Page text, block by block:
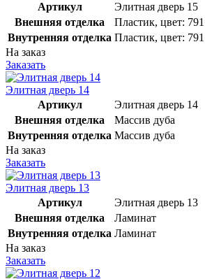
Артикул
Элитная дверь 15
Внешняя отделка
Пластик, цвет: 791
Внутренняя отделка Пластик, цвет: 791
На заказ
Заказать
Элитная дверь 14
Артикул
Элитная дверь 14
Внешняя отделка
Массив дуба
Внутренняя отделка Массив дуба
На заказ
Заказать
Элитная дверь 13
Артикул
Элитная дверь 13
Внешняя отделка
Ламинат
Внутренняя отделка Ламинат
На заказ
Заказать